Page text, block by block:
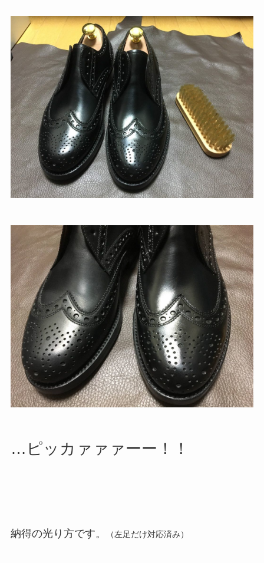
…ピッカァァァーー！！
納得の光り方です。 （左足だけ対応済み）